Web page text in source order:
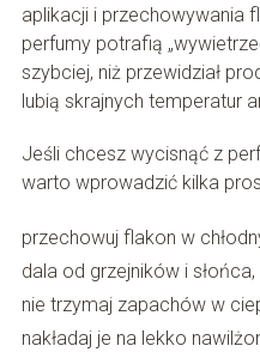
aplikacji i przechowywania
perfumy potrafią
szybciej, niż przewidział
lubią skrajnych temperatur
Jeśli chcesz wycisnąć z
warto wprowadzić kilka
przechowuj flakon w
dala od grzejników i słońca,
nie trzymaj zapachów w
nakładaj je na lekko